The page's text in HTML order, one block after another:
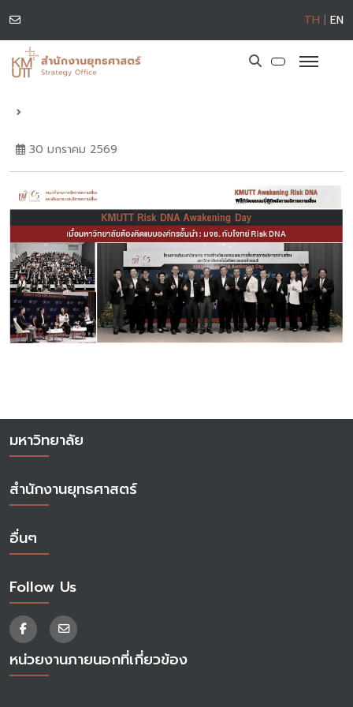
TH | EN
30 มกราคม 2569
มหาวิทยาลัย
สำนักงานยุทธศาสตร์
อื่นๆ
Follow Us
หน่วยงานภายนอกที่เกี่ยวข้อง